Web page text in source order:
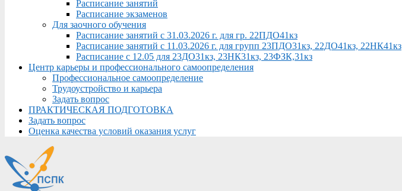
Расписание занятий
Расписание экзаменов
Для заочного обучения
Расписание занятий с 31.03.2026 г. для гр. 22ПДО41кз
Расписание занятий с 11.03.2026 г. для групп 23ПДО31кз, 22ДО41кз, 22НК41кз
Расписание с 12.05 для 23ДО31кз, 23НК31кз, 23ФЗК,31кз
Центр карьеры и профессионального самоопределения
Профессиональное самоопределение
Трудоустройство и карьера
Задать вопрос
ПРАКТИЧЕСКАЯ ПОДГОТОВКА
Задать вопрос
Оценка качества условий оказания услуг